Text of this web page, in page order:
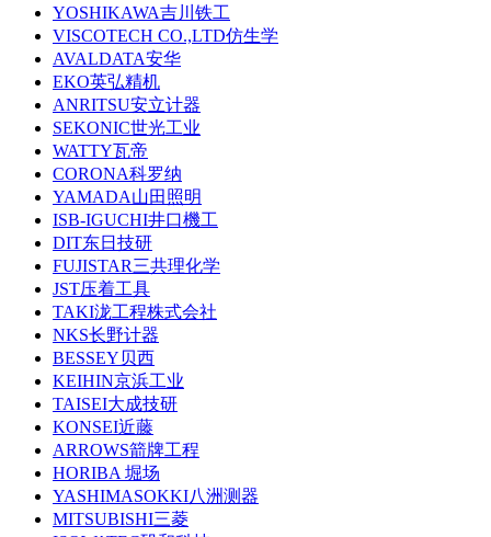
YOSHIKAWA吉川铁工
VISCOTECH CO.,LTD仿生学
AVALDATA安华
EKO英弘精机
ANRITSU安立计器
SEKONIC世光工业
WATTY瓦帝
CORONA科罗纳
YAMADA山田照明
ISB-IGUCHI井口機工
DIT东日技研
FUJISTAR三共理化学
JST压着工具
TAKI泷工程株式会社
NKS长野计器
BESSEY贝西
KEIHIN京浜工业
TAISEI大成技研
KONSEI近藤
ARROWS箭牌工程
HORIBA 堀场
YASHIMASOKKI八洲测器
MITSUBISHI三菱